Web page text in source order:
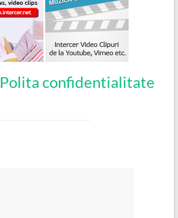
Polita confidentialitate